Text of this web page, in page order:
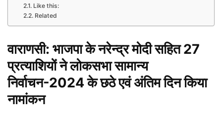
Like this:
Related
वाराणसी: भाजपा के नरेन्द्र मोदी सहित 27
प्रत्याशियों ने लोकसभा सामान्य
निर्वाचन-2024 के छठे एवं अंतिम दिन किया
नामांकन